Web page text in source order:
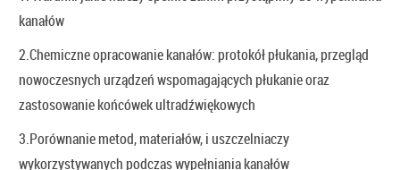
kanałów
2.Chemiczne opracowanie kanałów: protokół płukania, przegląd
nowoczesnych urządzeń wspomagających płukanie oraz
zastosowanie końcówek ultradźwiękowych
3.Porównanie metod, materiałów, i uszczelniaczy
wykorzystywanych podczas wypełniania kanałów